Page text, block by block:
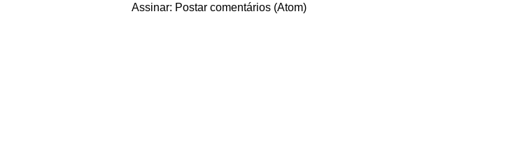
Assinar: Postar comentários (Atom)